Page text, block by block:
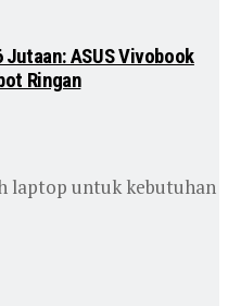
Jutaan: ASUS Vivobook
Ringan
laptop untuk kebutuhan